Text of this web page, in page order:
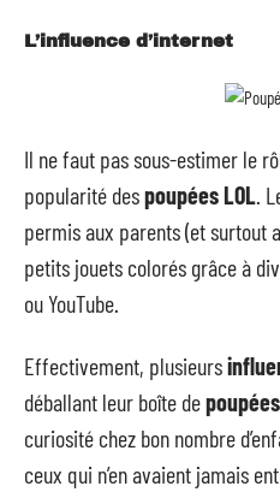
L’influence d’internet
Il ne faut pas sous-estimer le
popularité despoupées LOL.
permis aux parents (et surtout
petits jouets colorés grâce à
ou YouTube.
Effectivement, plusieurs
déballant leur boîte de
curiosité chez bon nombre
ceux qui n’en avaient jamais